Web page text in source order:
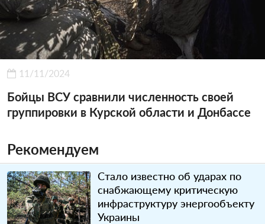
11/11/2024
Бойцы ВСУ сравнили численность своей
группировки в Курской области и Донбассе
Рекомендуем
Стало известно об ударах по
снабжающему критическую
инфраструктуру энергообъекту
Украины